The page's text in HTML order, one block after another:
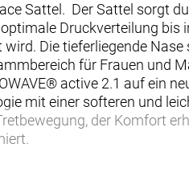
Sattel. Der Sattel sorgt
Druckverteilung bis
Die tieferliegende
für Frauen und
active 2.1 auf ein
mit einer softeren und
der Komfort